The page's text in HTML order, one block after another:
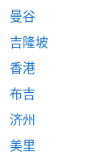
曼谷
吉隆坡
香港
布吉
济州
美里